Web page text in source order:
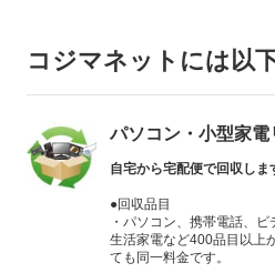
コジマネットには以
パソコン・小型家電
自宅から宅配便で回収しま
●回収品目
・パソコン、携帯電話、
生活家電など400品目以上
ても同一料金です。